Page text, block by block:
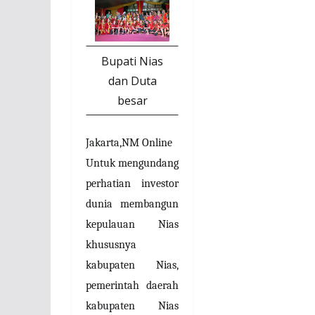
Bupati Nias
dan Duta
besar
Jakarta,NM Online
Untuk mengundang
perhatian investor
dunia membangun
kepulauan Nias
khususnya
kabupaten Nias,
pemerintah daerah
kabupaten Nias